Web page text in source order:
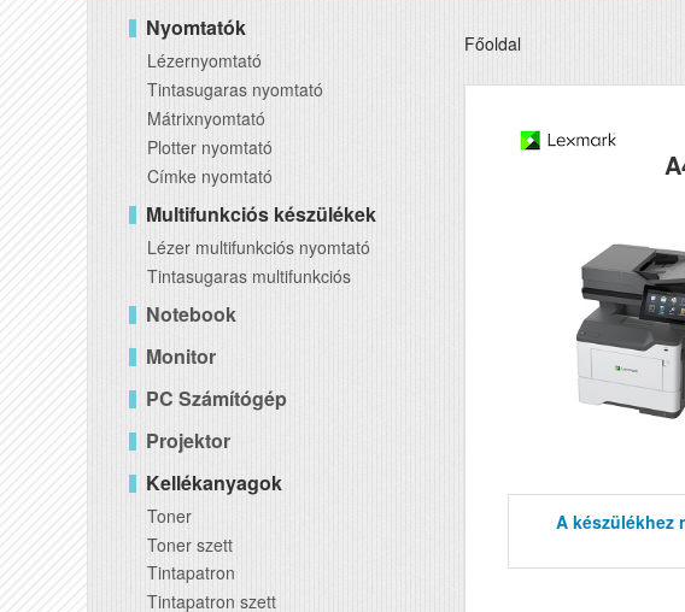
Nyomtatók
Lézernyomtató
Tintasugaras nyomtató
Mátrixnyomtató
Plotter nyomtató
Címke nyomtató
Multifunkciós készülékek
Lézer multifunkciós nyomtató
Tintasugaras multifunkciós
Notebook
Monitor
PC Számítógép
Projektor
Kellékanyagok
Toner
Toner szett
Tintapatron
Tintapatron szett
Főoldal
A készülékhez